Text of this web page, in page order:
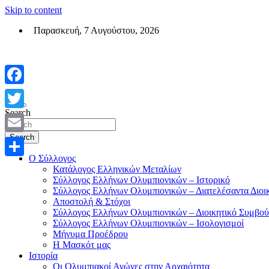
Skip to content
Παρασκευή, 7 Αυγούστου, 2026
Επίσημη σελίδα του θεσμικού φορεά των Ελλήνων Ολυμπιονικών
Search
Search
Ο Σύλλογος
Κατάλογος Ελληνικών Μεταλίων
Σύλλογος Ελλήνων Ολυμπιονικών – Ιστορικό
Σύλλογος Ελλήνων Ολυμπιονικών – Διατελέσαντα
Αποστολή & Στόχοι
Σύλλογος Ελλήνων Ολυμπιονικών – Διοικητικό
Σύλλογος Ελλήνων Ολυμπιονικών – Ισολογισμοί
Μήνυμα Προέδρου
Η Μασκότ μας
Ιστορία
Οι Ολυμπιακοί Αγώνες στην Αρχαιότητα
Facebook
Twitter
Email
Μοιραστείτε